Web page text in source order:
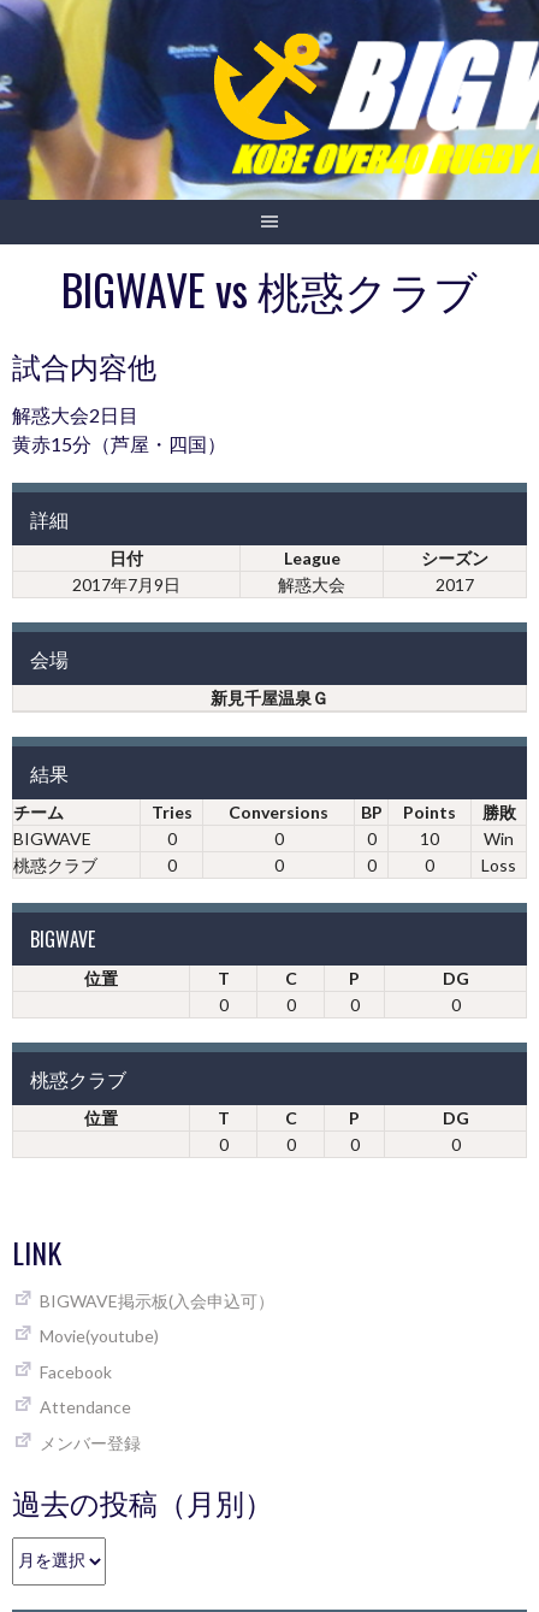
Skip
content
BIGWAVE vs 桃惑クラブ
試合内容他
解惑大会2日目
黄赤15分（芦屋・四国）
詳細
日付 League
シーズン
2017年7月9日
解惑大会 2017
会場
新見千屋温泉Ｇ
結果
チーム Tries Conversions BP Points
勝敗
BIGWAVE
0 0 0 10
Win
桃惑クラブ
0 0 0 0 Loss
BIGWAVE
位置 T C P
DG
0
0 0 0
桃惑クラブ
位置 T C P
DG
0
0 0 0
LINK
BIGWAVE掲示板(入会申込可）
Movie(youtube)
Facebook
Attendance
メンバー登録
過去の投稿（月別）
過
去